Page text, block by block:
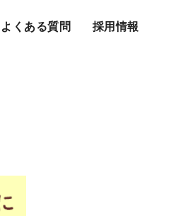
よくある質問 採用情報